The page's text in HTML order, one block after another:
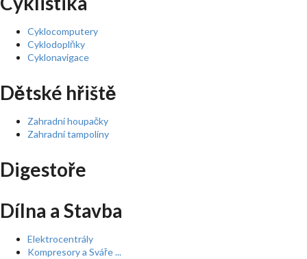
Cyklocomputery
Cyklodoplňky
Cyklonavigace
Dětské hřiště
Zahradní houpačky
Zahradní tampolíny
Digestoře
Dílna a Stavba
Elektrocentrály
Kompresory a Sváře ...